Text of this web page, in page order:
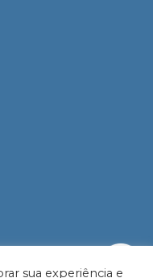
sua experiência e